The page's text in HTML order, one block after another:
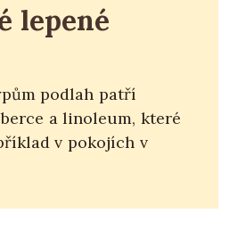
lepené
podlah patří
a linoleum, které
v pokojích v